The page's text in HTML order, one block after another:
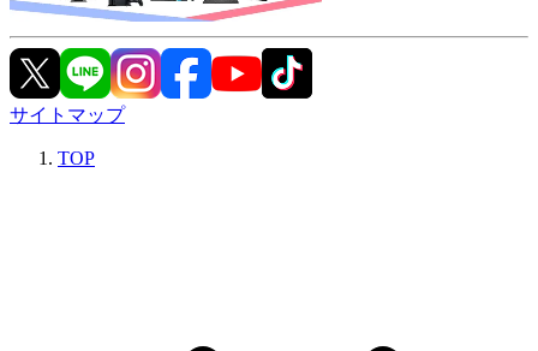
サイトマップ
TOP